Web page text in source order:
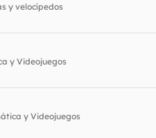
y velocípedos
y Videojuegos
y Videojuegos